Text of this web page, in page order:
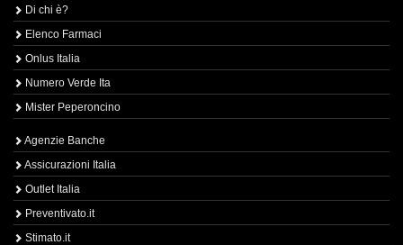
Di chi è?
Elenco Farmaci
Onlus Italia
Numero Verde Ita
Mister Peperoncino
Agenzie Banche
Assicurazioni Italia
Outlet Italia
Preventivato.it
Stimato.it